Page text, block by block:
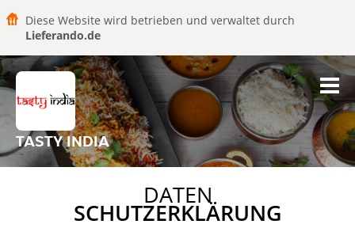
Diese Website wird betrieben und verwaltet durch
Lieferando.de
TASTY INDIA
DATEN
SCHUTZERKLÄRUNG